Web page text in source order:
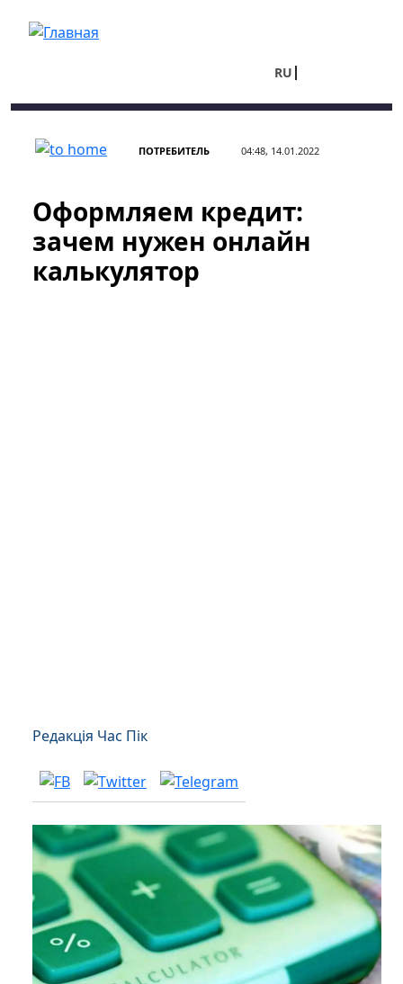
RU
ПОТРЕБИТЕЛЬ 04:48, 14.01.2022
Оформляем кредит:
зачем нужен онлайн
калькулятор
Редакція Час Пік